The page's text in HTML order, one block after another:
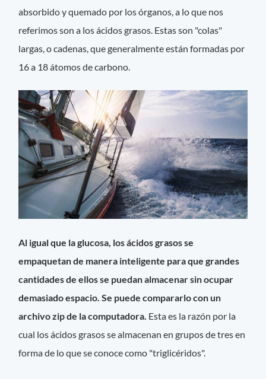
absorbido y quemado por los órganos, a lo que nos
referimos son a los ácidos grasos. Estas son "colas"
largas, o cadenas, que generalmente están formadas por
16 a 18 átomos de carbono.
Al igual que la glucosa, los ácidos grasos se
empaquetan de manera inteligente para que grandes
cantidades de ellos se puedan almacenar sin ocupar
demasiado espacio. Se puede compararlo con un
archivo zip de la computadora. Esta es la razón por la
cual los ácidos grasos se almacenan en grupos de tres en
forma de lo que se conoce como "triglicéridos".